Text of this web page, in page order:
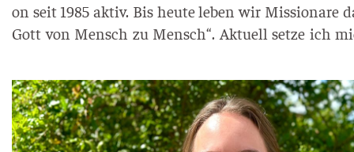
on seit 1985 aktiv. Bis heu­te leben wir Mis­sio­na­re
Gott von Mensch zu Mensch“. Aktu­ell set­ze ich